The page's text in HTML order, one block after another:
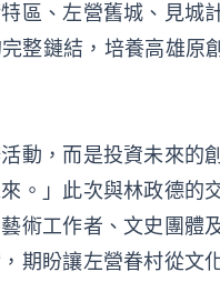
區、左營舊城、見
整鏈結，培養高雄原
動，而是投資未來的
。」此次與林政德的
術工作者、文史團體
期盼讓左營眷村從